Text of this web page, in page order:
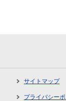
サイトマップ
プライバシー